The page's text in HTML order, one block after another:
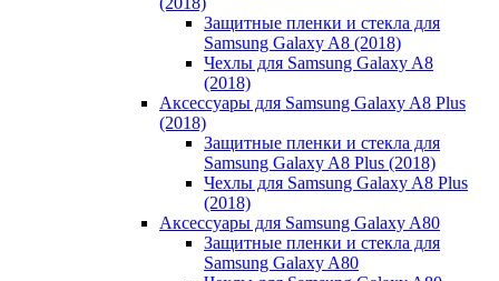
Защитные пленки и стекла для
Samsung Galaxy A8 (2018)
Чехлы для Samsung Galaxy A8
(2018)
Аксессуары для Samsung Galaxy A8 Plus
(2018)
Защитные пленки и стекла для
Samsung Galaxy A8 Plus (2018)
Чехлы для Samsung Galaxy A8 Plus
(2018)
Аксессуары для Samsung Galaxy A80
Защитные пленки и стекла для
Samsung Galaxy A80